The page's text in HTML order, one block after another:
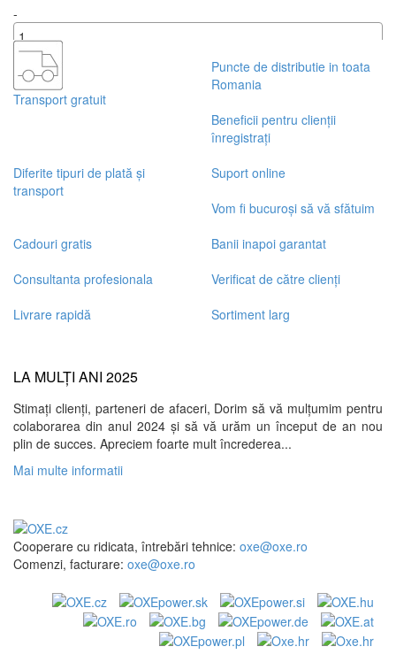
-
Transport gratuit
Puncte de distributie in toata
Romania
Beneficii pentru clienții
înregistrați
Diferite tipuri de plată și
transport
Suport online
Vom fi bucuroși să vă sfătuim
Cadouri gratis
Banii inapoi garantat
Consultanta profesionala
Verificat de către clienți
Livrare rapidă
Sortiment larg
LA MULȚI ANI 2025
Stimați clienți, parteneri de afaceri, Dorim să vă mulțumim pentru
colaborarea din anul 2024 și să vă urăm un început de an nou
plin de succes. Apreciem foarte mult încrederea...
Mai multe informatii
Cooperare cu ridicata, întrebări tehnice: oxe@oxe.ro
Comenzi, facturare: oxe@oxe.ro